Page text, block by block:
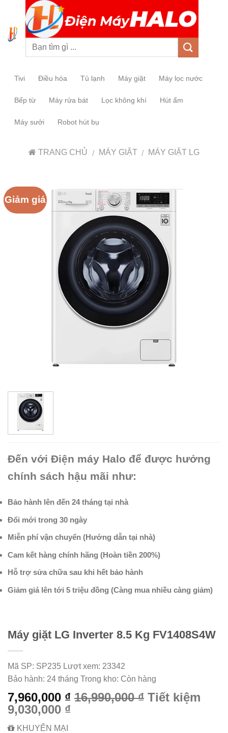
Tivi Điều hòa Tủ lạnh Máy giặt Máy lọc nước
Bếp từ Máy rửa bát Lọc không khí Hút ẩm
Máy sưởi Robot hút bụ
TRANG CHỦ / MÁY GIẶT / MÁY GIẶT LG
Giảm giá
Đến với Điện máy Halo để được hưởng
chính sách hậu mãi như:
Bảo hành lên đến 24 tháng tại nhà
Đổi mới trong 30 ngày
Miễn phí vận chuyển (Hướng dẫn tại nhà)
Cam kết hàng chính hãng (Hoàn tiền 200%)
Hỗ trợ sửa chữa sau khi hết bảo hành
Giảm giá lên tới 5 triệu đồng (Càng mua nhiều càng giảm)
Máy giặt LG Inverter 8.5 Kg FV1408S4W
Mã SP: SP235 Lượt xem: 23342
Bảo hành: 24 tháng Trong kho: Còn hàng
7,960,000 ₫ 16,990,000 ₫ Tiết kiệm
9,030,000 ₫
KHUYẾN MẠI